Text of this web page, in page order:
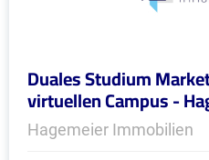
Duales Studium
virtuellen Campus -
Hagemeier Immobilien